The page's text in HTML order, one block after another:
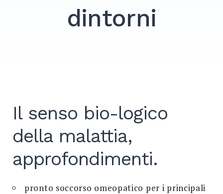
dintorni
Il senso bio-logico
della malattia,
approfondimenti.
pronto soccorso omeopatico per i principali